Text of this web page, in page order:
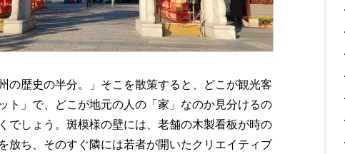
の歴史の半分。」そこを散策すると、どこが観光客
ト」で、どこが地元の人の「家」なのか見分けるの
でしょう。斑模様の壁には、老舗の木製看板が時の
放ち、そのすぐ隣には若者が開いたクリエイティブ